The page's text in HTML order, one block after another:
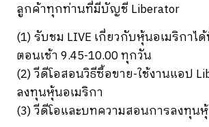
ลูกค้าทุกท่านที่มีบัญชี Liberator
(1) รับชม LIVE เกี่ยวกับหุ้นอเมริกาไ
ตอนเช้า 9.45-10.00 ทุกวัน
(2) วีดีโอสอนวิธีซื้อขาย-ใช้งานแอป
ลงทุนหุ้นอเมริกา
(3) วีดีโอและบทความสอนการลงทุน